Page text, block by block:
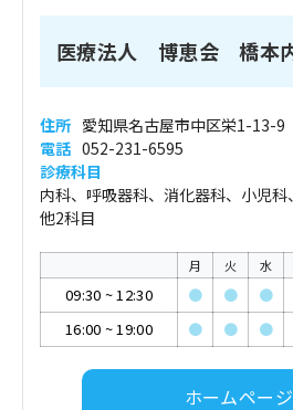
医療法人 博恵会 橋本
住所 愛知県名古屋市中区栄1-13-
電話 052-231-6595
診療科目
内科、呼吸器科、消化器科、小児
他2科目
月 火 水
09:30 ~12:30 ● ● ●
16:00 ~19:00 ● ● ●
ホームペー